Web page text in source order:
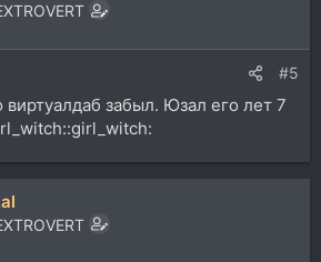
#5
забыл. Юзал его лет 7